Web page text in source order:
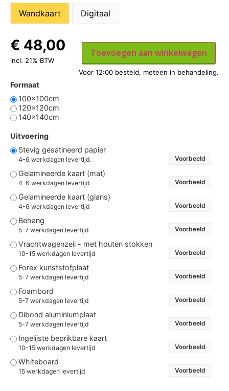
Wandkaart Digitaal
Formaat
100x100cm
120x120cm
140x140cm
Uitvoering
Stevig gesatineerd papier
4-6 werkdagen levertijd. Voorbeeld
Gelamineerde kaart (mat)
4-6 werkdagen levertijd Voorbeeld
Gelamineerde kaart (glans)
4-6 werkdagen levertijd Voorbeeld
Behang
5-7 werkdagen levertijd Voorbeeld
Vrachtwagenzeil - met houten stokken
10-15 werkdagen levertijd Voorbeeld
Forex kunststofplaat
5-7 werkdagen levertijd Voorbeeld
Foambord
5-7 werkdagen levertijd Voorbeeld
Dibond aluminiumplaat
5-7 werkdagen levertijd Voorbeeld
Ingelijste beprikbare kaart
10-15 werkdagen levertijd Voorbeeld
Whiteboard
15 werkdagen levertijd Voorbeeld
€ 48,00
incl. 21% BTW
Toevoegen aan winkelwagen